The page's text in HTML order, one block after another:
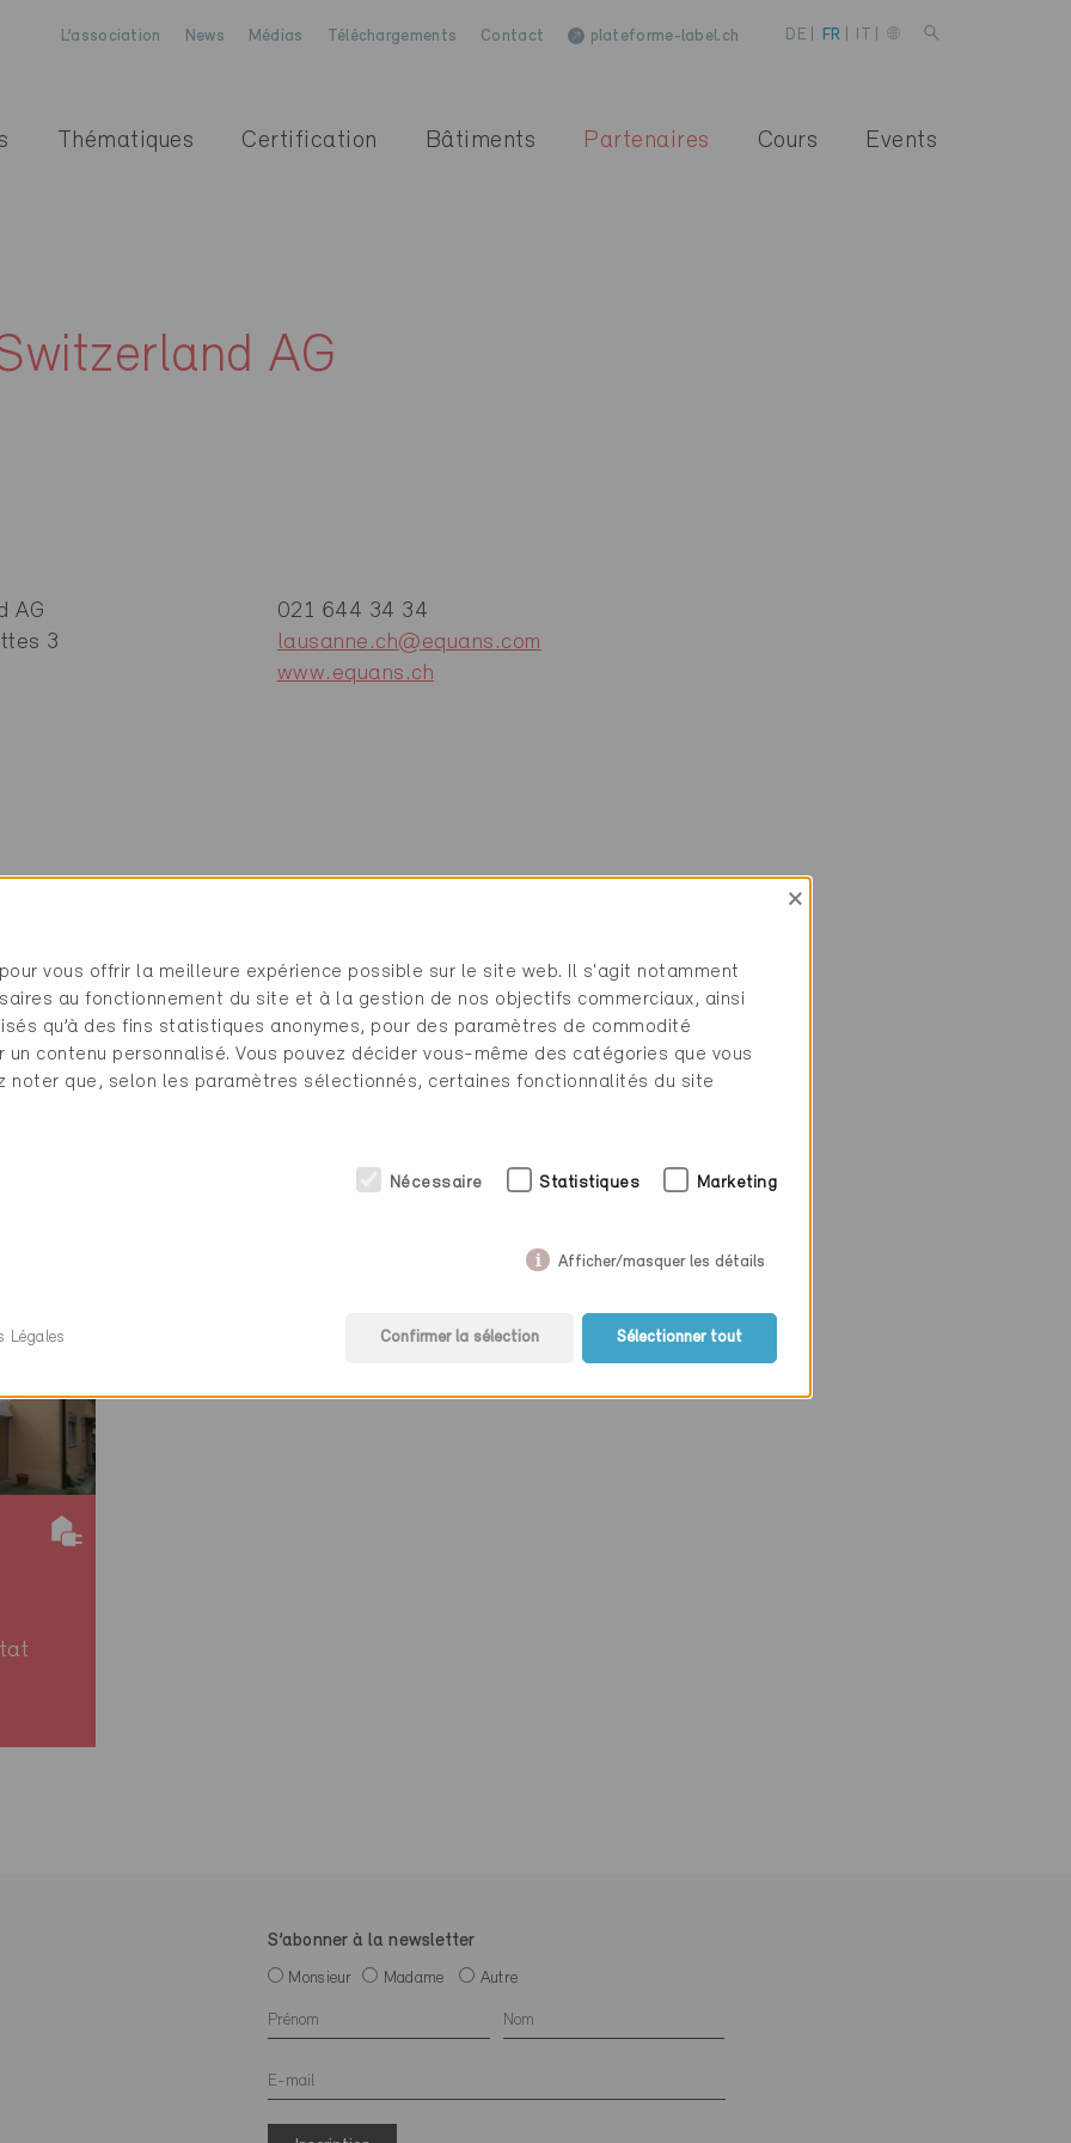
L’association News Médias Téléchargements Contact plateforme-label.ch DE FR
Thématiques Certification Bâtiments Partenaires Cours Events
AG
AG
3
021 644 34 34
lausanne.ch@equans.com
www.equans.ch
de mesure, de commande et de régulation / Sanitaire
/ Techniques de mesure, de commande et de régulation /
/ Autres
S’abonner à la newsletter
Monsieur Madame Autre
×
vous offrir la meilleure expérience possible sur le site web. Il s'agit notamment
au fonctionnement du site et à la gestion de nos objectifs commerciaux, ainsi
qu’à des fins statistiques anonymes, pour des paramètres de commodité
un contenu personnalisé. Vous pouvez décider vous-même des catégories que vous
noter que, selon les paramètres sélectionnés, certaines fonctionnalités du site
Nécessaire Statistiques Marketing
Afficher/masquer les détails
Confirmer la sélection Sélectionner tout
Légales